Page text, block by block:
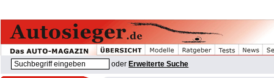
oder Erweiterte Suche